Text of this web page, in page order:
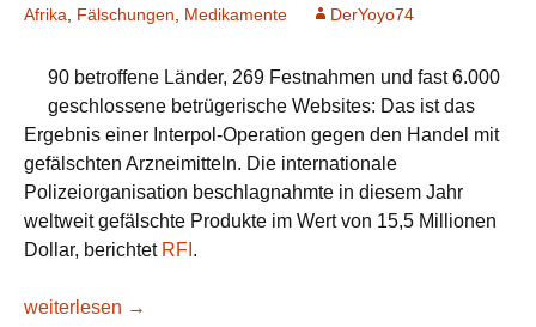
Afrika
Fälschungen Medikamente DerYoyo74
90 betroffene Länder, 269 Festnahmen und fast 6.000
geschlossene betrügerische Websites: Das ist das
Ergebnis einer Interpol-Operation gegen den Handel mit
gefälschten Arzneimitteln. Die internationale
Polizeiorganisation beschlagnahmte in diesem Jahr
weltweit gefälschte Produkte im Wert von 15,5 Millionen
Dollar, berichtet RFI .
Interpol: Afrika an vorderster Front im Kampf gegen den
weiterlesen →